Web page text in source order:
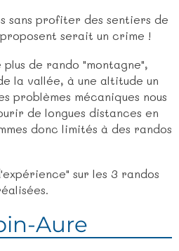
sans profiter des sentiers de
serait un crime !
de rando "montagne",
la vallée, à une altitude un
problèmes mécaniques nous
de longues distances en
donc limités à des randos
sur les 3 randos
Aure